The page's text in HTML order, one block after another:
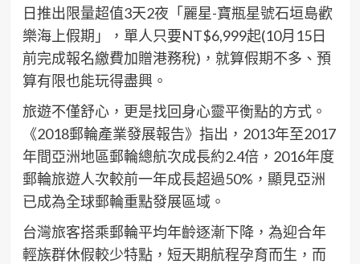
日推出限量超值3天2夜「麗星-寶瓶星號石垣島歡
樂海上假期」，單人只要NT$6,999起(10月15日
前完成報名繳費加贈港務稅)，就算假期不多、預
算有限也能玩得盡興。
旅遊不僅舒心，更是找回身心靈平衡點的方式。
《2018郵輪產業發展報告》指出，2013年至2017
年間亞洲地區郵輪總航次成長約2.4倍，2016年度
郵輪旅遊人次較前一年成長超過50%，顯見亞洲
已成為全球郵輪重點發展區域。
台灣旅客搭乘郵輪平均年齡逐漸下降，為迎合年
輕族群休假較少特點，短天期航程孕育而生，而